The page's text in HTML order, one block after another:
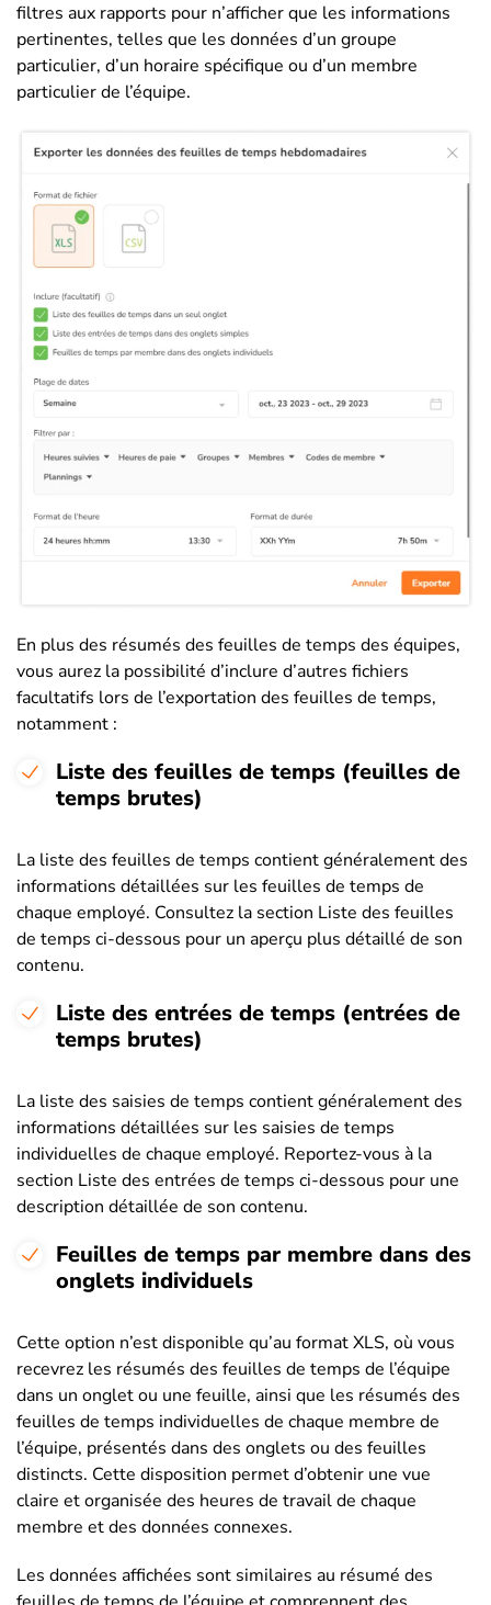
filtres aux rapports pour n’afficher que les informations
pertinentes, telles que les données d’un groupe
particulier, d’un horaire spécifique ou d’un membre
particulier de l’équipe.
En plus des résumés des feuilles de temps des équipes,
vous aurez la possibilité d’inclure d’autres fichiers
facultatifs lors de l’exportation des feuilles de temps,
notamment :
Liste des feuilles de temps (feuilles de
temps brutes)
La liste des feuilles de temps contient généralement des
informations détaillées sur les feuilles de temps de
chaque employé. Consultez la section Liste des feuilles
de temps ci-dessous pour un aperçu plus détaillé de son
contenu.
Liste des entrées de temps (entrées de
temps brutes)
La liste des saisies de temps contient généralement des
informations détaillées sur les saisies de temps
individuelles de chaque employé. Reportez-vous à la
section Liste des entrées de temps ci-dessous pour une
description détaillée de son contenu.
Feuilles de temps par membre dans des
onglets individuels
Cette option n’est disponible qu’au format XLS, où vous
recevrez les résumés des feuilles de temps de l’équipe
dans un onglet ou une feuille, ainsi que les résumés des
feuilles de temps individuelles de chaque membre de
l’équipe, présentés dans des onglets ou des feuilles
distincts. Cette disposition permet d’obtenir une vue
claire et organisée des heures de travail de chaque
membre et des données connexes.
Les données affichées sont similaires au résumé des